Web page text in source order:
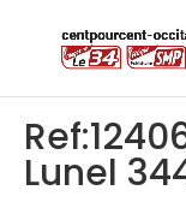
Lunel